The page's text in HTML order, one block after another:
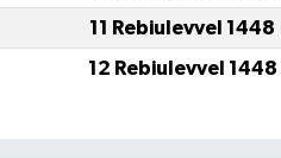
11 Rebiulevvel 1448
12 Rebiulevvel 1448